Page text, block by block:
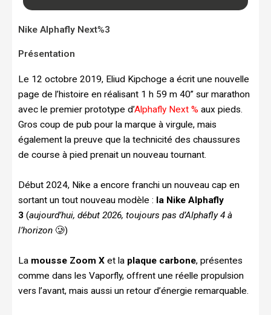
Nike Alphafly Next%3
Présentation
Le 12 octobre 2019, Eliud Kipchoge a écrit une nouvelle
page de l’histoire en réalisant 1 h 59 m 40” sur marathon
avec le premier prototype d’Alphafly Next % aux pieds.
Gros coup de pub pour la marque à virgule, mais
également la preuve que la technicité des chaussures
de course à pied prenait un nouveau tournant.
Début 2024, Nike a encore franchi un nouveau cap en
sortant un tout nouveau modèle : la Nike Alphafly
3 (aujourd’hui, début 2026, toujours pas d’Alphafly 4 à
l’horizon 🥲)
La mousse Zoom X et la plaque carbone, présentes
comme dans les Vaporfly, offrent une réelle propulsion
vers l’avant, mais aussi un retour d’énergie remarquable.